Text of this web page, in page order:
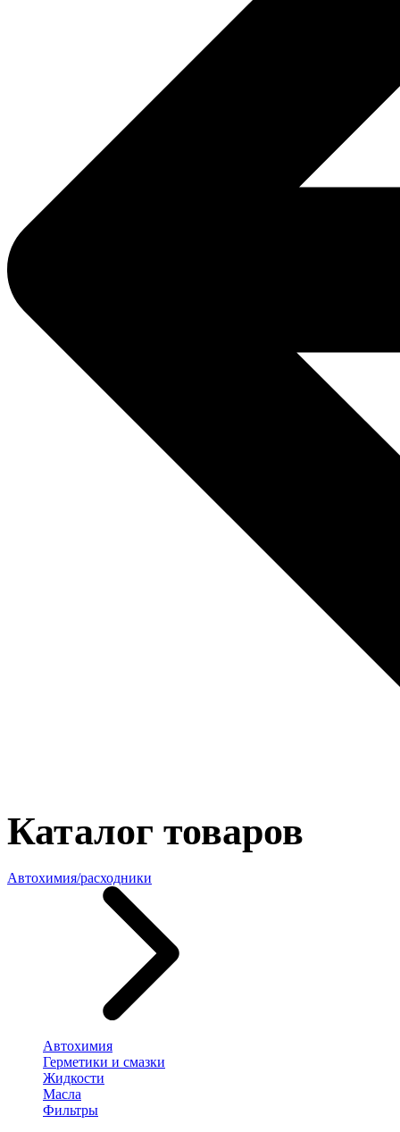
Каталог товаров
Автохимия/расходники
Автохимия
Герметики и смазки
Жидкости
Масла
Фильтры